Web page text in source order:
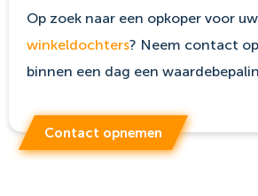
Op zoek naar een opkoper voor uw
winkeldochters? Neem contact
binnen een dag een
Contact opnemen